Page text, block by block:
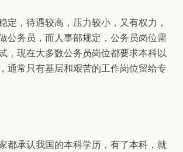
，待遇较高，压力较小，又有权力，
公务员，而人事部规定，公务员岗位需
，现在大多数公务员岗位都要求本科以
通常只有基层和艰苦的工作岗位留给专
承认我国的本科学历，有了本科，就